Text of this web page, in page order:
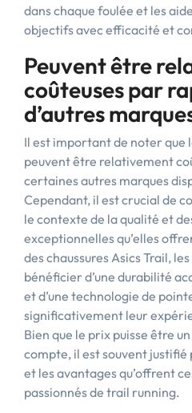
dans chaque foulée et les
objectifs avec efficacité et
Peuvent être
coûteuses par
d’autres
Il est important de noter que
peuvent être relativement
certaines autres marques
Cependant, il est crucial de
le contexte de la qualité et
exceptionnelles qu’elles
des chaussures Asics Trail,
bénéficier d’une durabilité
et d’une technologie de
significativement leur
Bien que le prix puisse être
compte, il est souvent
et les avantages qu’offrent
passionnés de trail running.